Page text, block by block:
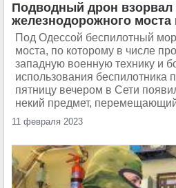
Подводный дрон взорвал
железнодорожного моста
Под Одессой беспилотный
моста, по которому в числе
западную военную технику и
использования беспилотника
пятницу вечером в Сети
некий предмет,
11 февраля 2023